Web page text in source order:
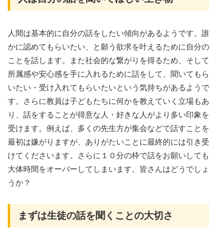
人間は基本的に自分の話をしたい傾向があるようです。誰
かに認めてもらいたい、と願う欲求を叶えるために自分の
ことを話します。また社会的な繋がりを得るため、そして
所属感や安心感を手に入れるために話をして、聞いてもら
いたい・受け入れてもらいたいという気持ちがあるようで
す。さらに教員は子どもたちに何かを教えていく立場もあ
り、話をすることが得意な人・好きな人がより多い印象を
受けます。例えば、多くの先生方が集会などで話すことを
最初は嫌がりますが、ありがたいことに最終的には引き受
けてくださいます。さらに１０分の枠で話をお願いしても
大体時間をオーバーしてしまいます。皆さんはどうでしょ
うか？
まずは生徒の話を聞くことの大切さ